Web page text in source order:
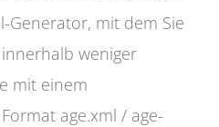
Generator, mit dem Sie
weniger
mit einem
age.xml / age-